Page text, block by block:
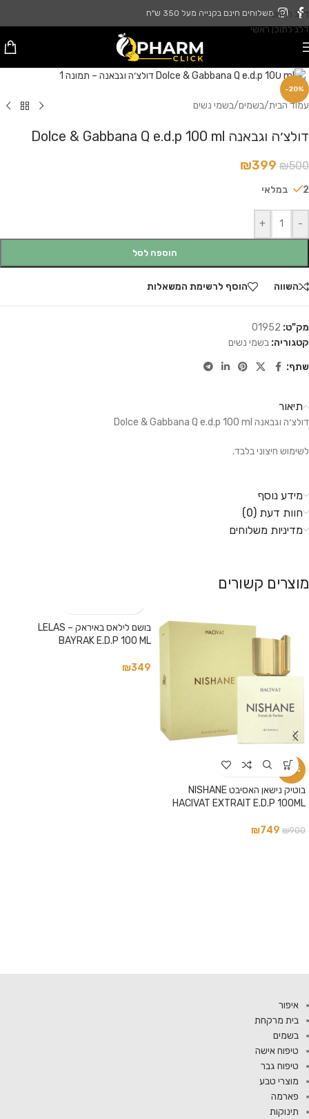
דלג לניווט
דלג לתוכן ראשי
משלוחים חינם בקנייה מעל 350 ש"ח
-20%
עמוד הבית/בשמים/בשמי נשים
דולצ׳ה וגבאנה Dolce & Gabbana Q e.d.p 100 ml
₪500
₪399
2 במלאי
-
+
הוספה לסל
השווה הוסף לרשימת המשאלות
מק"ט: 01952
קטגוריה: בשמי נשים
שתף:
תיאור
דולצ׳ה וגבאנה Dolce & Gabbana Q e.d.p 100 ml
לשימוש חיצוני בלבד.
מידע נוסף
חוות דעת (0)
מדיניות משלוחים
מוצרים קשורים
-17%
בוטיק נישאן האסיבט NISHANE
HACIVAT EXTRAIT E.D.P 100ML
₪900
₪749
בושם לילאס באיראק – LELAS
BAYRAK E.D.P 100 ML
₪349
איפור
בית מרקחת
בשמים
טיפוח אישה
טיפוח גבר
מוצרי טבע
פארמה
תינוקות